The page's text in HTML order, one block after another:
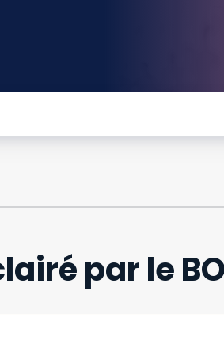
par le